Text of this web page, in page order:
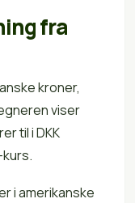
fra
kroner,
viser
til i DKK
i amerikanske